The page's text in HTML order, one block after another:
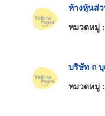
ห้างหุ้นส่
หมวดหมู่ :
บริษัท ถ
หมวดหมู่ :